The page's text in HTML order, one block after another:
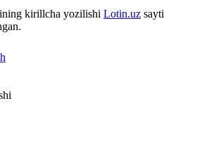
kirillcha yozilishi Lotin.uz sayti